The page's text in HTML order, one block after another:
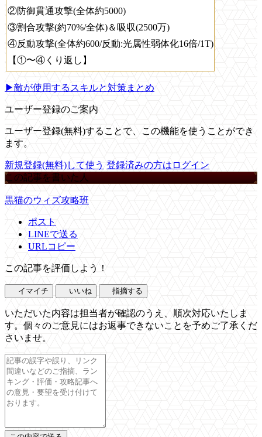
②防御貫通攻撃(全体約5000)
③割合攻撃(約70%/全体)＆吸収(2500万)
④反動攻撃(全体約600/反動:光属性弱体化16倍/1T)
【①〜④くり返し】
▶敵が使用するスキルと対策まとめ
ユーザー登録のご案内
ユーザー登録(無料)することで、この機能を使うことができ
ます。
新規登録(無料)して使う 登録済みの方はログイン
この記事を書いた人
黒猫のウィズ攻略班
ポスト
LINEで送る
URLコピー
この記事を評価しよう！
イマイチ いいね 指摘する
いただいた内容は担当者が確認のうえ、順次対応いたしま
す。個々のご意見にはお返事できないことを予めご了承くだ
さいませ。